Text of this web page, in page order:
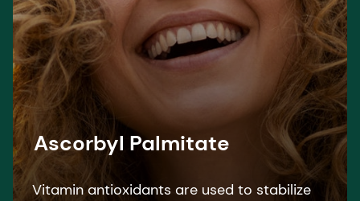
Ascorbyl Palmitate
Vitamin antioxidants are used to stabilize